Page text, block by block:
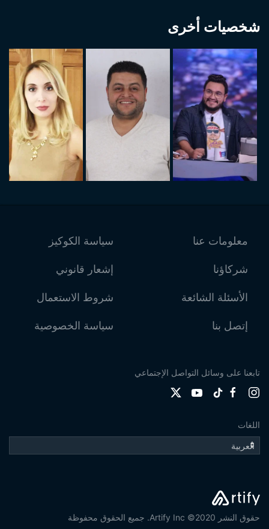
شخصيات أخرى
معلومات عنا
شركاؤنا
الأسئلة الشائعة
إتصل بنا
سياسة الكوكيز
إشعار قانوني
شروط الاستعمال
سياسة الخصوصية
تابعنا على وسائل التواصل الإجتماعي
اللغات
حقوق النشر 2020© Artify Inc. جميع الحقوق محفوظة